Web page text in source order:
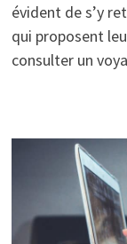
évident de s’y
qui proposent
consulter un